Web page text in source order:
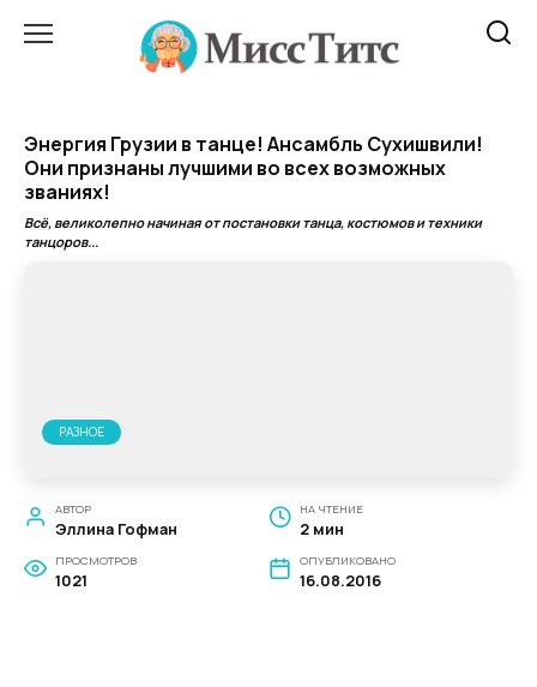
Энергия Грузии в танце! Ансамбль Сухишвили!
Они признаны лучшими во всех возможных
званиях!
Всё, великолепно начиная от постановки танца, костюмов и техники
танцоров...
РАЗНОЕ
АВТОР
Эллина Гофман
НА ЧТЕНИЕ
2 мин
ПРОСМОТРОВ
1021
ОПУБЛИКОВАНО
16.08.2016